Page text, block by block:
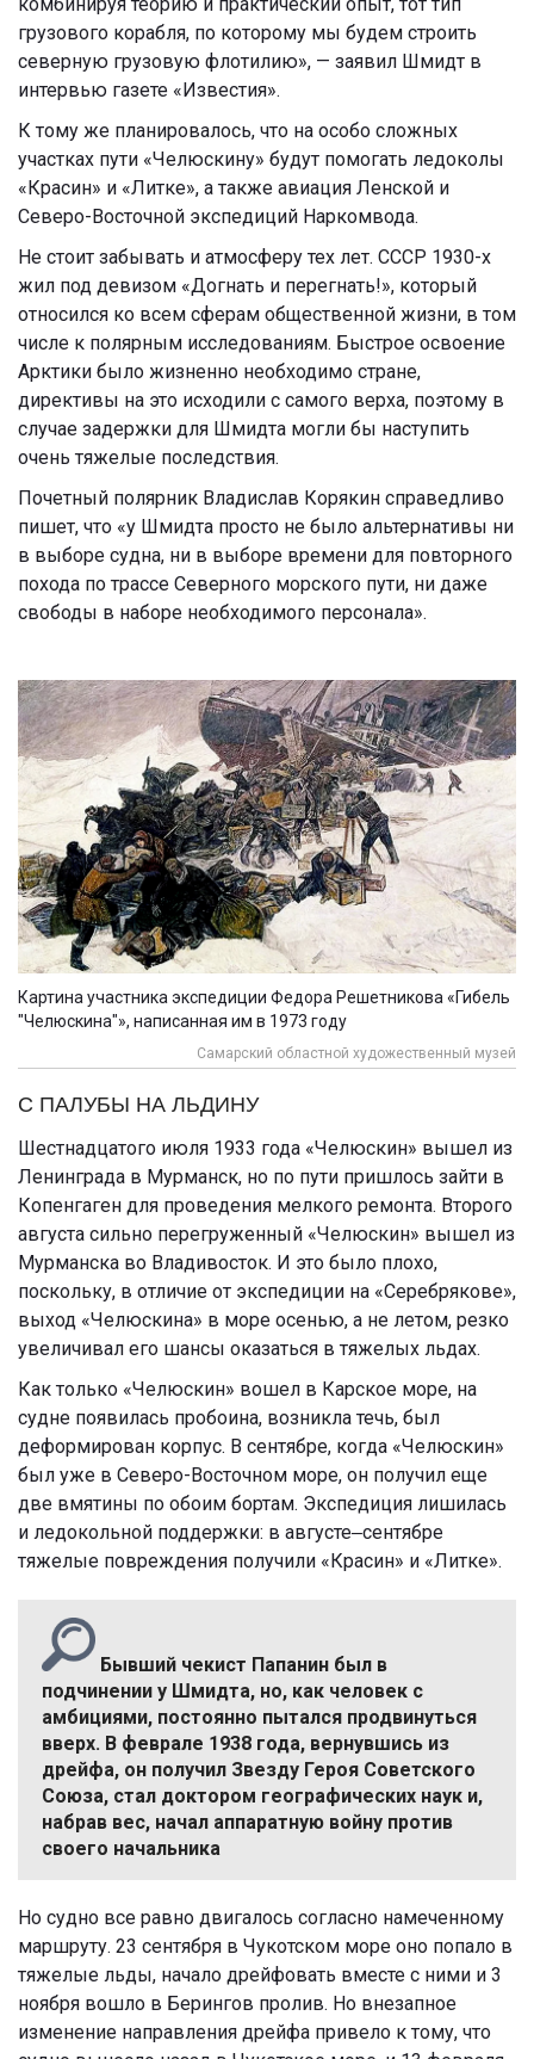
грузового корабля, по которому мы будем строить
северную грузовую флотилию», — заявил Шмидт в
интервью газете «Известия».
К тому же планировалось, что на особо сложных
участках пути «Челюскину» будут помогать ледоколы
«Красин» и «Литке», а также авиация Ленской и
Северо-Восточной экспедиций Наркомвода.
Не стоит забывать и атмосферу тех лет. СССР 1930-х
жил под девизом «Догнать и перегнать!», который
относился ко всем сферам общественной жизни, в том
числе к полярным исследованиям. Быстрое освоение
Арктики было жизненно необходимо стране,
директивы на это исходили с самого верха, поэтому в
случае задержки для Шмидта могли бы наступить
очень тяжелые последствия.
Почетный полярник Владислав Корякин справедливо
пишет, что «у Шмидта просто не было альтернативы ни
в выборе судна, ни в выборе времени для повторного
похода по трассе Северного морского пути, ни даже
свободы в наборе необходимого персонала».
Картина участника экспедиции Федора Решетникова «Гибель
"Челюскина"», написанная им в 1973 году
Самарский областной художественный музей
С ПАЛУБЫ НА ЛЬДИНУ
Шестнадцатого июля 1933 года «Челюскин» вышел из
Ленинграда в Мурманск, но по пути пришлось зайти в
Копенгаген для проведения мелкого ремонта. Второго
августа сильно перегруженный «Челюскин» вышел из
Мурманска во Владивосток. И это было плохо,
поскольку, в отличие от экспедиции на «Серебрякове»,
выход «Челюскина» в море осенью, а не летом, резко
увеличивал его шансы оказаться в тяжелых льдах.
Как только «Челюскин» вошел в Карское море, на
судне появилась пробоина, возникла течь, был
деформирован корпус. В сентябре, когда «Челюскин»
был уже в Северо-Восточном море, он получил еще
две вмятины по обоим бортам. Экспедиция лишилась
и ледокольной поддержки: в августе‒сентябре
тяжелые повреждения получили «Красин» и «Литке».
Бывший чекист Папанин был в
подчинении у Шмидта, но, как человек с
амбициями, постоянно пытался продвинуться
вверх. В феврале 1938 года, вернувшись из
дрейфа, он получил Звезду Героя Советского
Союза, стал доктором географических наук и,
набрав вес, начал аппаратную войну против
своего начальника
Но судно все равно двигалось согласно намеченному
маршруту. 23 сентября в Чукотском море оно попало в
тяжелые льды, начало дрейфовать вместе с ними и 3
ноября вошло в Берингов пролив. Но внезапное
изменение направления дрейфа привело к тому, что